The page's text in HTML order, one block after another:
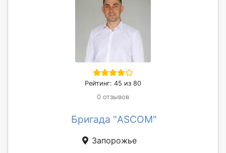
Рейтинг: 45 из 80
0 отзывов
Бригада "ASCOM"
Запорожье